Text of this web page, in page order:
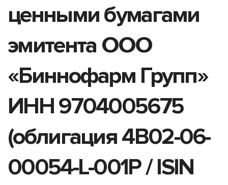
ценными бумагами
эмитента ООО
«Биннофарм Групп»
ИНН 9704005675
(облигация 4B02-06-
00054-L-001P / ISIN